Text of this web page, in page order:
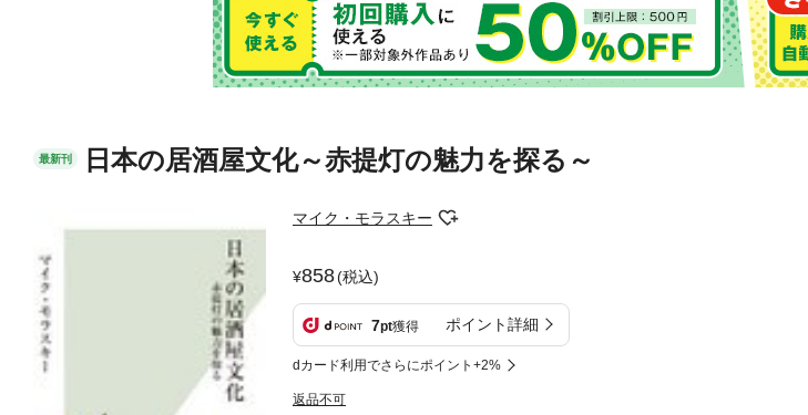
最新刊 日本の居酒屋文化～赤提灯の魅力を探る～
マイク・モラスキー
858(税込)
7pt獲得 ポイント詳細
dカード利用でさらにポイント+2%
返品不可